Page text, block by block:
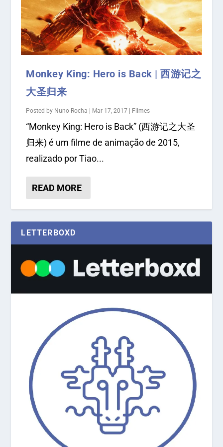
Monkey King: Hero is Back | 西游记之
大圣归来
Posted by Nuno Rocha | Mar 17, 2017 | Filmes
“Monkey King: Hero is Back” (西游记之大圣
归来) é um filme de animação de 2015,
realizado por Tiao...
READ MORE
LETTERBOXD